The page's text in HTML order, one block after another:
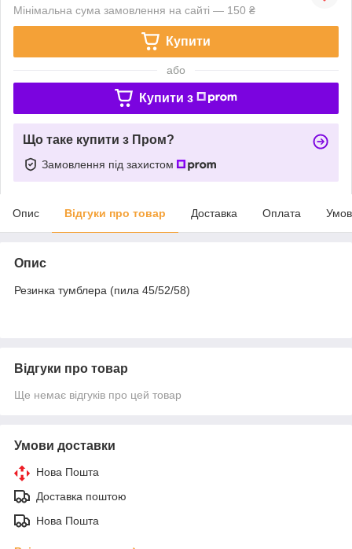
Мінімальна сума замовлення на сайті — 150 ₴
Купити
або
Купити з
Що таке купити з Пром?
Замовлення під захистом
Опис Відгуки про товар Доставка Оплата
Опис
Резинка тумблера (пила 45/52/58)
Відгуки про товар
Ще немає відгуків про цей товар
Умови доставки
Нова Пошта
Доставка поштою
Нова Пошта